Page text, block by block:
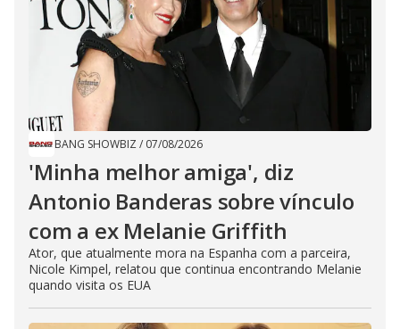
BANG SHOWBIZ / 07/08/2026
'Minha melhor amiga', diz
Antonio Banderas sobre vínculo
com a ex Melanie Griffith
Ator, que atualmente mora na Espanha com a parceira,
Nicole Kimpel, relatou que continua encontrando Melanie
quando visita os EUA